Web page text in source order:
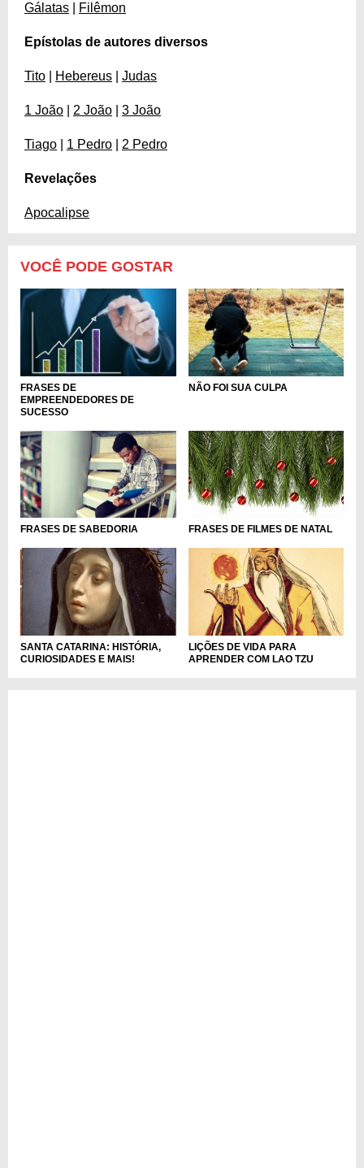
Gálatas Filêmon
Epístolas de autores diversos
Tito Hebereus Judas
1 João 2 João 3 João
Tiago 1 Pedro 2 Pedro
Revelações
Apocalipse
VOCÊ PODE GOSTAR
FRASES DE
EMPREENDEDORES DE
SUCESSO
NÃO FOI SUA CULPA
FRASES DE SABEDORIA FRASES DE FILMES DE NATAL
SANTA CATARINA: HISTÓRIA,
CURIOSIDADES E MAIS!
LIÇÕES DE VIDA PARA
APRENDER COM LAO TZU